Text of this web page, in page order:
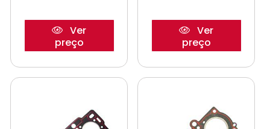
Ver
preço
Ver
preço